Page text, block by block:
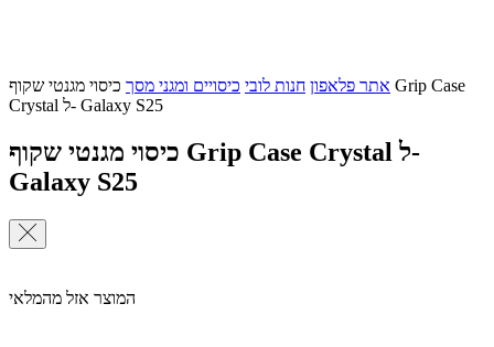
אתר פלאפון חנות לובי כיסויים ומגני מסך כיסוי מגנטי שקוף Grip Case
Crystal ל- Galaxy S25
כיסוי מגנטי שקוף Grip Case Crystal ל-
Galaxy S25
המוצר אזל מהמלאי